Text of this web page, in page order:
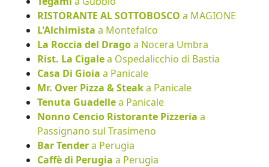
RISTORANTE AL SOTTOBOSCO a MAGIONE
L'Alchimista a Montefalco
La Roccia del Dragoa Nocera Umbra
Rist. La Cigalea Ospedalicchio di Bastia
Casa Di Gioia a Panicale
Mr. Over Pizza & Steaka Panicale
Tenuta Guadellea Panicale
Nonno Cencio Ristorante Pizzeria a
Passignano sul Trasimeno
Bar Tendera Perugia
Caffè di Perugia a Perugia